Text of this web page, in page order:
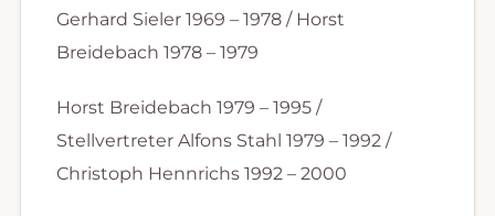
Gerhard Sieler 1969 – 1978 / Horst
Breidebach 1978 – 1979
Horst Breidebach 1979 – 1995 /
Stellvertreter Alfons Stahl 1979 – 1992 /
Christoph Hennrichs 1992 – 2000